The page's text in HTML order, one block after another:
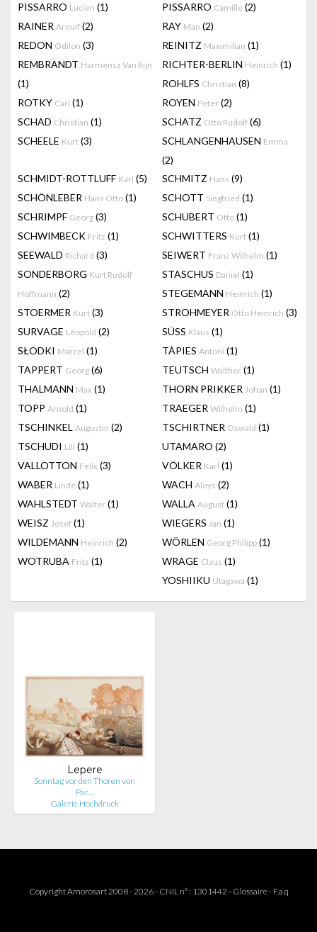
PISSARRO Lucien (1) PISSARRO Camille (2)
RAINER Arnulf (2) RAY Man (2)
REDON Odilon (3) REINITZ Maximilian (1)
REMBRANDT Harmensz Van Rijn
(1)
RICHTER-BERLIN Heinrich (1)
ROHLFS Christian (8)
ROTKY Carl (1) ROYEN Peter (2)
SCHAD Christian (1) SCHATZ Otto Rudolf (6)
SCHEELE Kurt (3) SCHLANGENHAUSEN Emma
(2)
SCHMIDT-ROTTLUFF Karl (5) SCHMITZ Hans (9)
SCHÖNLEBER Hans Otto (1) SCHOTT Siegfried (1)
SCHRIMPF Georg (3) SCHUBERT Otto (1)
SCHWIMBECK Fritz (1) SCHWITTERS Kurt (1)
SEEWALD Richard (3) SEIWERT Franz Wilhelm (1)
SONDERBORG Kurt Rudolf
Hoffmann (2)
STASCHUS Daniel (1)
STEGEMANN Heinrich (1)
STOERMER Kurt (3) STROHMEYER Otto Heinrich (3)
SURVAGE Léopold (2) SÜSS Klaus (1)
SŁODKI Marcel (1) TÀPIES Antoni (1)
TAPPERT Georg (6) TEUTSCH Walther (1)
THALMANN Max (1) THORN PRIKKER Johan (1)
TOPP Arnold (1) TRAEGER Wilhelm (1)
TSCHINKEL Augustin (2) TSCHIRTNER Oswald (1)
TSCHUDI Lill (1) UTAMARO (2)
VALLOTTON Felix (3) VÖLKER Karl (1)
WABER Linde (1) WACH Aloys (2)
WAHLSTEDT Walter (1) WALLA August (1)
WEISZ Josef (1) WIEGERS Jan (1)
WILDEMANN Heinrich (2) WÖRLEN Georg Philipp (1)
WOTRUBA Fritz (1) WRAGE Claus (1)
YOSHIIKU Utagawa (1)
Lepere
Sonntag vor den Thoren von
Par…
Galerie Hochdruck
Copyright Amorosart 2008 - 2026 - CNIL n° : 1301442 - Glossaire- F.a.q